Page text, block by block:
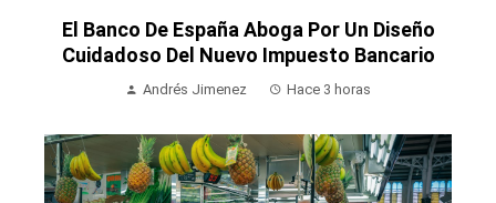
El Banco De España Aboga Por Un Diseño
Cuidadoso Del Nuevo Impuesto Bancario
Andrés Jimenez Hace 3 horas